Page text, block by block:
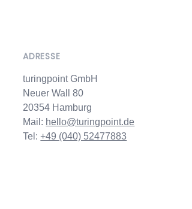
ADRESSE
turingpoint GmbH
Neuer Wall 80
20354 Hamburg
Mail: hello@turingpoint.de
Tel:+49 (040) 52477883